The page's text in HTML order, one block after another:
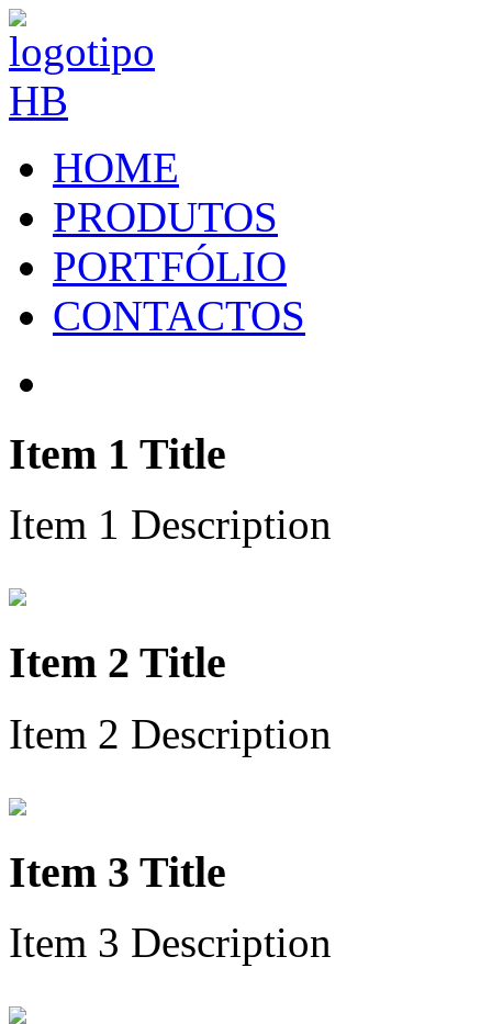
HOME
PRODUTOS
PORTFÓLIO
CONTACTOS
Item 1 Title
Item 1 Description
Item 2 Title
Item 2 Description
Item 3 Title
Item 3 Description